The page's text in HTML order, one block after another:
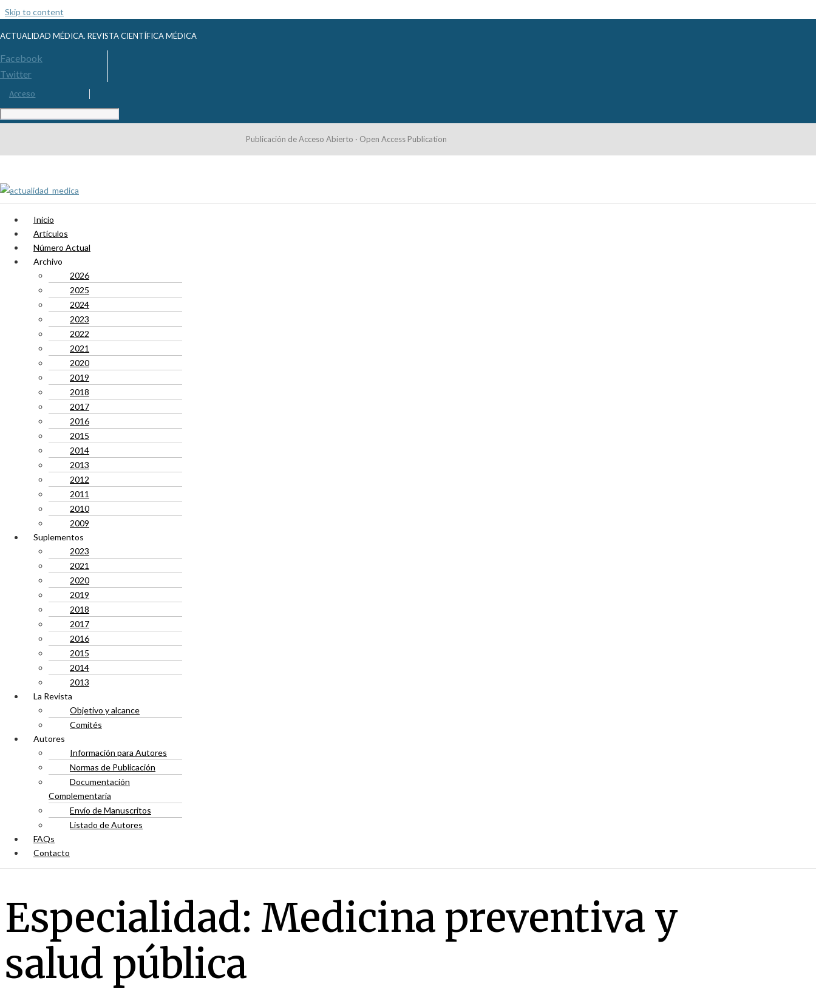
Skip to content
ACTUALIDAD MÉDICA. REVISTA CIENTÍFICA MÉDICA
Facebook
Twitter
Acceso
Publicación de Acceso Abierto · Open Access Publication
Inicio
Artículos
Número Actual
Archivo
2026
2025
2024
2023
2022
2021
2020
2019
2018
2017
2016
2015
2014
2013
2012
2011
2010
2009
Suplementos
2023
2021
2020
2019
2018
2017
2016
2015
2014
2013
La Revista
Objetivo y alcance
Comités
Autores
Información para Autores
Normas de Publicación
Documentación
Complementaria
Envío de Manuscritos
Listado de Autores
FAQs
Contacto
Especialidad: Medicina preventiva y
salud pública